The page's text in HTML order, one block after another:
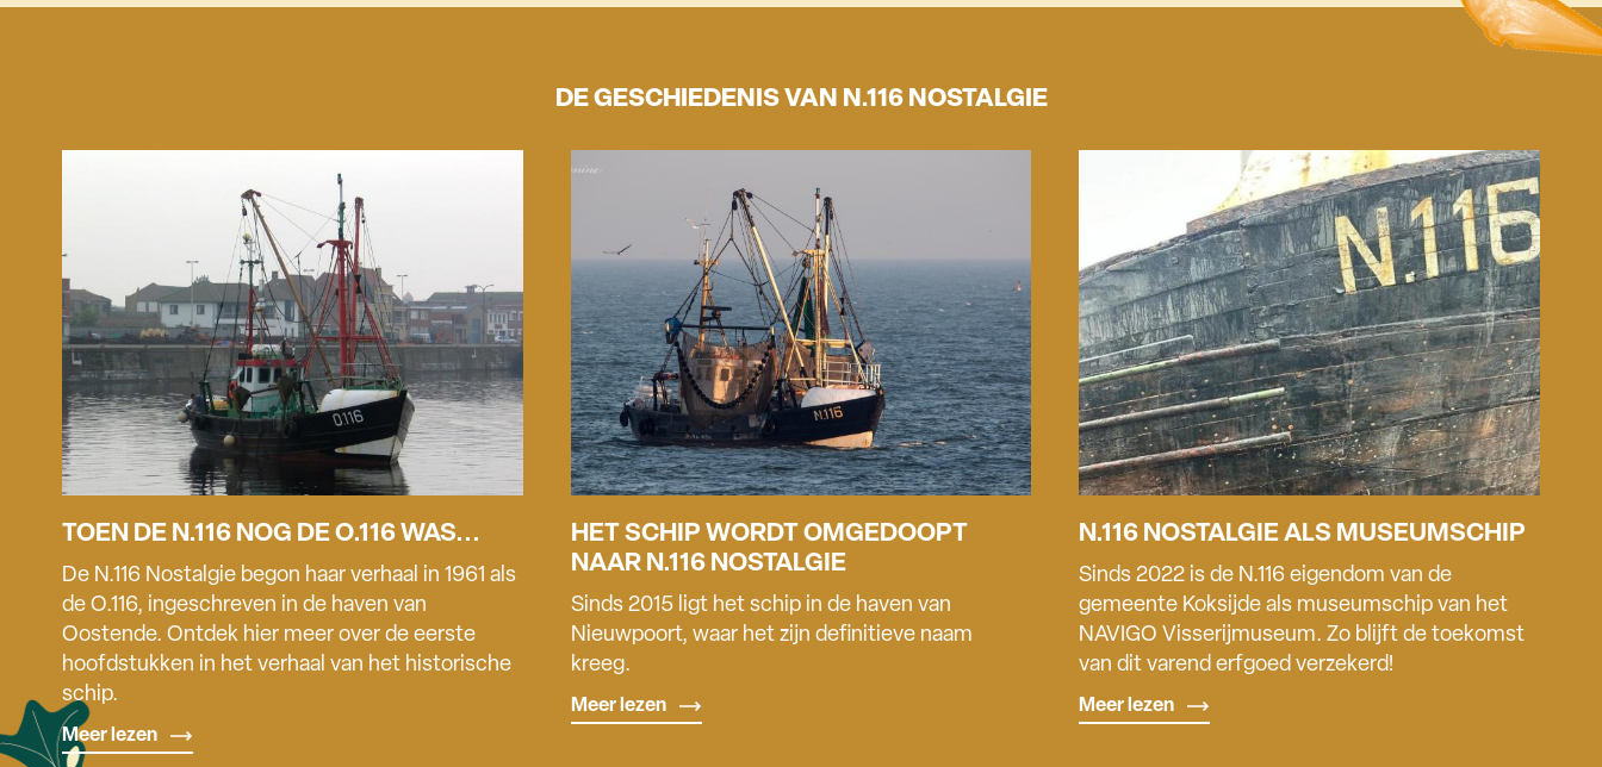
DE GESCHIEDENIS VAN N.116 NOSTALGIE
TOEN DE N.116 NOG DE O.116 WAS...
De N.116 Nostalgie begon haar verhaal in 1961 als
de O.116, ingeschreven in de haven van
Oostende. Ontdek hier meer over de eerste
hoofdstukken in het verhaal van het historische
schip.
Meer lezen
HET SCHIP WORDT OMGEDOOPT
NAAR N.116 NOSTALGIE
Sinds 2015 ligt het schip in de haven van
Nieuwpoort, waar het zijn definitieve naam
kreeg.
Meer lezen
N.116 NOSTALGIE ALS MUSEUMSCHIP
Sinds 2022 is de N.116 eigendom van de
gemeente Koksijde als museumschip van het
NAVIGO Visserijmuseum. Zo blijft de toekomst
van dit varend erfgoed verzekerd!
Meer lezen